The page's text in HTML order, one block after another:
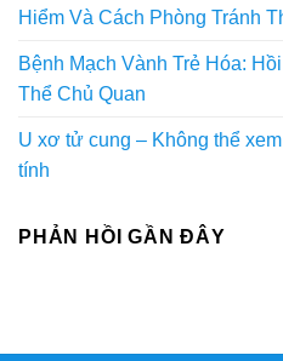
Hiểm Và Cách Phòng Tránh
Bệnh Mạch Vành Trẻ Hóa:
Thể Chủ Quan
U xơ tử cung – Không thể
tính
PHẢN HỒI GẦN ĐÂY